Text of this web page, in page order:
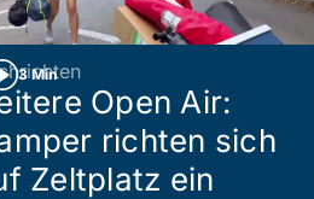
3 Min
Open Air:
richten sich
Zeltplatz ein